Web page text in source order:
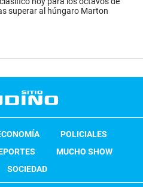
superar al húngaro Marton
POLICIALES
MUCHO SHOW
SOCIEDAD